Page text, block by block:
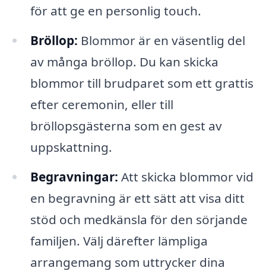
för att ge en personlig touch.
Bröllop: Blommor är en väsentlig del
av många bröllop. Du kan skicka
blommor till brudparet som ett grattis
efter ceremonin, eller till
bröllopsgästerna som en gest av
uppskattning.
Begravningar: Att skicka blommor vid
en begravning är ett sätt att visa ditt
stöd och medkänsla för den sörjande
familjen. Välj därefter lämpliga
arrangemang som uttrycker dina